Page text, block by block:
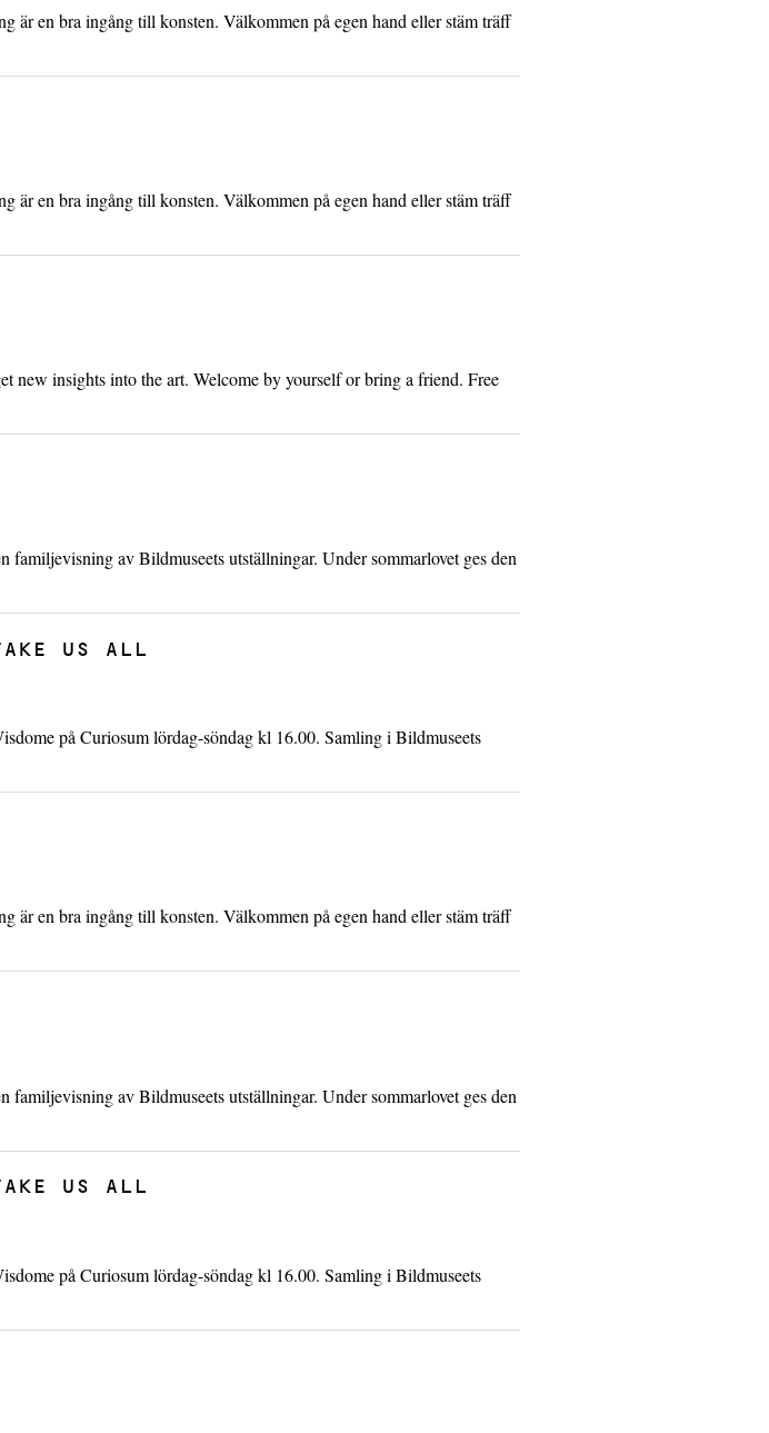
är en bra ingång till konsten. Välkommen på egen hand eller stäm träff
är en bra ingång till konsten. Välkommen på egen hand eller stäm träff
new insights into the art. Welcome by yourself or bring a friend. Free
familjevisning av Bildmuseets utställningar. Under sommarlovet ges den
US ALL
på Curiosum lördag-söndag kl 16.00. Samling i Bildmuseets
är en bra ingång till konsten. Välkommen på egen hand eller stäm träff
familjevisning av Bildmuseets utställningar. Under sommarlovet ges den
US ALL
på Curiosum lördag-söndag kl 16.00. Samling i Bildmuseets